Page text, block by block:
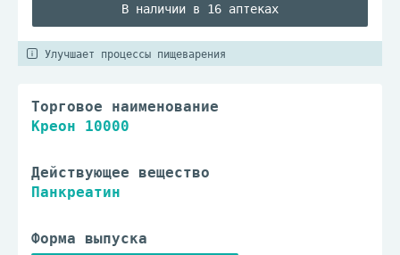
В наличии в 16 аптеках
Улучшает процессы пищеварения
Торговое наименование
Креон 10000
Действующее вещество
Панкреатин
Форма выпуска